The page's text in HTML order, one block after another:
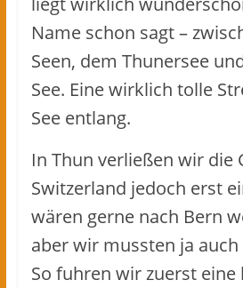
Name schon sagt –
Seen, dem Thunersee
See. Eine wirklich tolle
See entlang.
In Thun verließen wir die
Switzerland jedoch erst
wären gerne nach Bern
aber wir mussten ja
So fuhren wir zuerst eine